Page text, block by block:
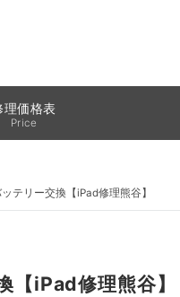
理価格表
Price
テリー交換【iPad修理熊谷】
iPad修理熊谷】